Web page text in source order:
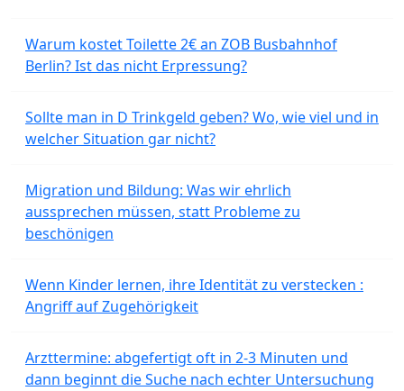
Warum kostet Toilette 2€ an ZOB Busbahnhof
Berlin? Ist das nicht Erpressung?
Sollte man in D Trinkgeld geben? Wo, wie viel und in
welcher Situation gar nicht?
Migration und Bildung: Was wir ehrlich
aussprechen müssen, statt Probleme zu
beschönigen
Wenn Kinder lernen, ihre Identität zu verstecken :
Angriff auf Zugehörigkeit
Arzttermine: abgefertigt oft in 2-3 Minuten und
dann beginnt die Suche nach echter Untersuchung